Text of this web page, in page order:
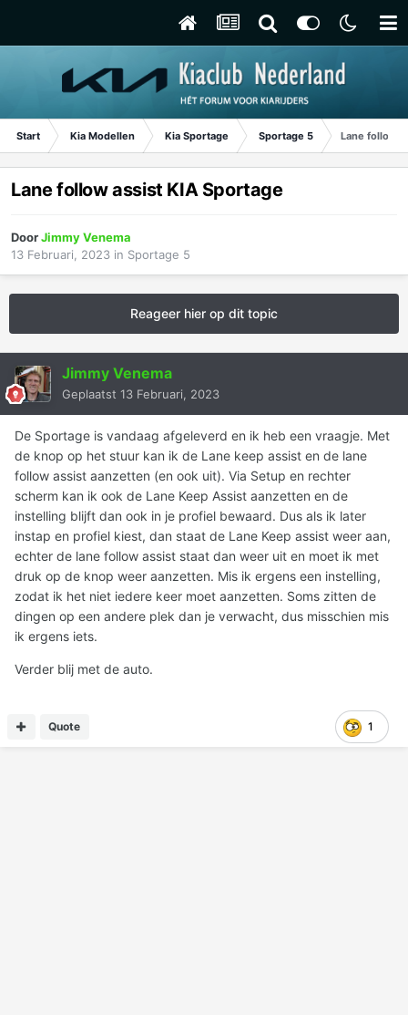
Start Kia Modellen Kia Sportage Sportage 5 Lane follow
Lane follow assist KIA Sportage
DoorJimmy Venema
13 Februari, 2023 in Sportage 5
Reageer hier op dit topic
Jimmy Venema
Geplaatst 13 Februari, 2023
De Sportage is vandaag afgeleverd en ik heb een vraagje. Met
de knop op het stuur kan ik de Lane keep assist en de lane
follow assist aanzetten (en ook uit). Via Setup en rechter
scherm kan ik ook de Lane Keep Assist aanzetten en de
instelling blijft dan ook in je profiel bewaard. Dus als ik later
instap en profiel kiest, dan staat de Lane Keep assist weer aan,
echter de lane follow assist staat dan weer uit en moet ik met
druk op de knop weer aanzetten. Mis ik ergens een instelling,
zodat ik het niet iedere keer moet aanzetten. Soms zitten de
dingen op een andere plek dan je verwacht, dus misschien mis
ik ergens iets.
Verder blij met de auto.
1
Quote